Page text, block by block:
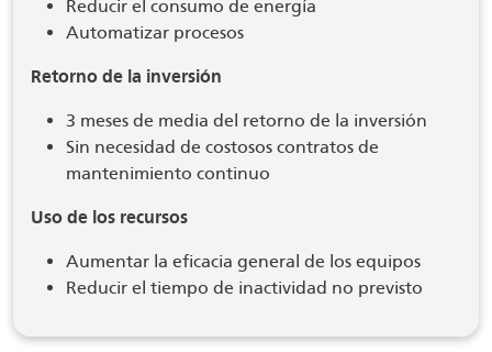
Reducir el consumo de energía
Automatizar procesos
Retorno de la inversión
3 meses de media del retorno de la inversión
Sin necesidad de costosos contratos de
mantenimiento continuo
Uso de los recursos
Aumentar la eficacia general de los equipos
Reducir el tiempo de inactividad no previsto